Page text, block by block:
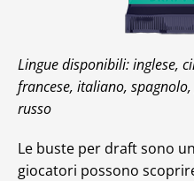
Lingue disponibili: inglese,
francese, italiano,
russo
Le buste per draft sono
giocatori possono